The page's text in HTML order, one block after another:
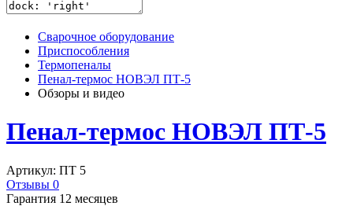
Сварочное оборудование
Приспособления
Термопеналы
Пенал-термос НОВЭЛ ПТ-5
Обзоры и видео
Пенал-термос НОВЭЛ ПТ-5
Артикул: ПТ 5
Отзывы 0
Гарантия 12 месяцев